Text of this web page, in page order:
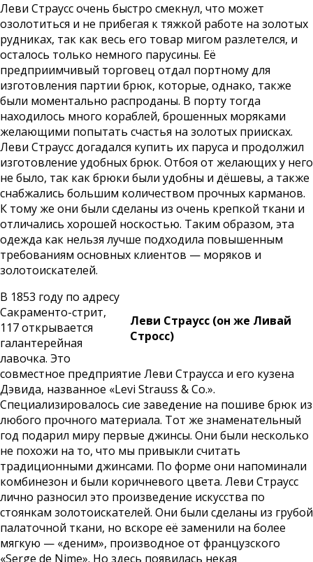
Леви Страусс очень быстро смекнул, что может
озолотиться и не прибегая к тяжкой работе на золотых
рудниках, так как весь его товар мигом разлетелся, и
осталось только немного парусины. Её
предприимчивый торговец отдал портному для
изготовления партии брюк, которые, однако, также
были моментально распроданы. В порту тогда
находилось много кораблей, брошенных моряками
желающими попытать счастья на золотых приисках.
Леви Страусс догадался купить их паруса и продолжил
изготовление удобных брюк. Отбоя от желающих у него
не было, так как брюки были удобны и дёшевы, а также
снабжались большим количеством прочных карманов.
К тому же они были сделаны из очень крепкой ткани и
отличались хорошей носкостью. Таким образом, эта
одежда как нельзя лучше подходила повышенным
требованиям основных клиентов — моряков и
золотоискателей.
Леви Страусс (он же Ливай
Стросс)
В 1853 году по адресу
Сакраменто-стрит,
117 открывается
галантерейная
лавочка. Это
совместное предприятие Леви Страусса и его кузена
Дэвида, названное «Levi Strauss & Co.».
Специализировалось сие заведение на пошиве брюк из
любого прочного материала. Тот же знаменательный
год подарил миру первые джинсы. Они были несколько
не похожи на то, что мы привыкли считать
традиционными джинсами. По форме они напоминали
комбинезон и были коричневого цвета. Леви Страусс
лично разносил это произведение искусства по
стоянкам золотоискателей. Они были сделаны из грубой
палаточной ткани, но вскоре её заменили на более
мягкую — «деним», производное от французского
«Serge de Nime». Но здесь появилась некая